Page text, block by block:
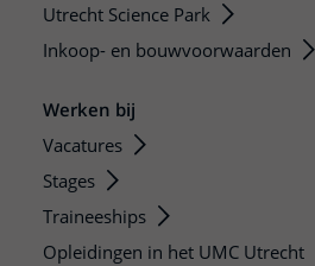
Utrecht Science Park
Inkoop- en bouwvoorwaarden
Werken bij
Vacatures
Stages
Traineeships
Opleidingen in het UMC Utrecht